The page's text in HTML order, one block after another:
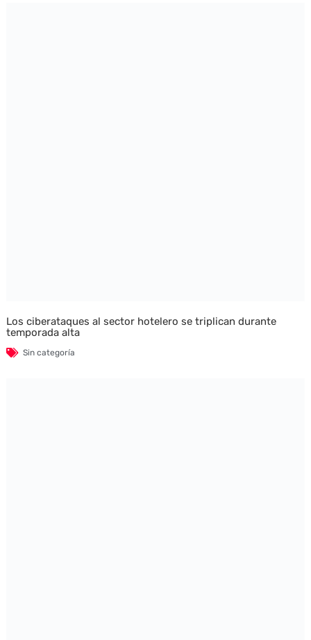
Los ciberataques al sector hotelero se triplican durante
temporada alta
Sin categoría